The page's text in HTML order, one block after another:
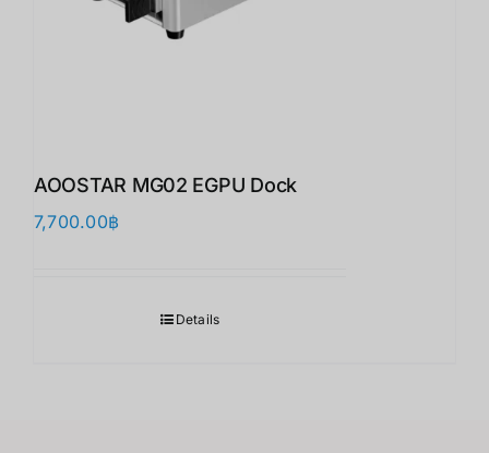
AOOSTAR MG02 EGPU Dock
7,700.00฿
Details